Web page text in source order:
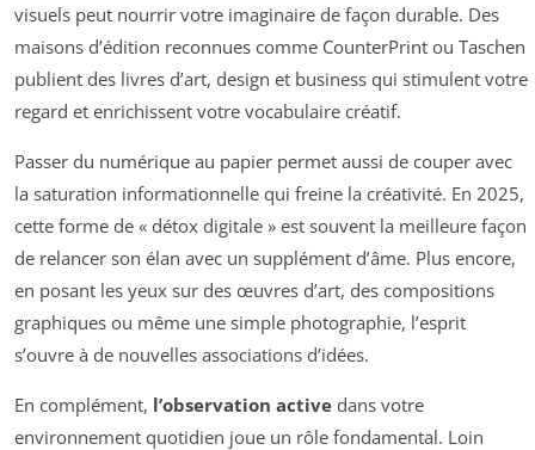
visuels peut nourrir votre imaginaire de façon durable. Des
maisons d’édition reconnues comme CounterPrint ou Taschen
publient des livres d’art, design et business qui stimulent votre
regard et enrichissent votre vocabulaire créatif.
Passer du numérique au papier permet aussi de couper avec
la saturation informationnelle qui freine la créativité. En 2025,
cette forme de « détox digitale » est souvent la meilleure façon
de relancer son élan avec un supplément d’âme. Plus encore,
en posant les yeux sur des œuvres d’art, des compositions
graphiques ou même une simple photographie, l’esprit
s’ouvre à de nouvelles associations d’idées.
En complément, l’observation active dans votre
environnement quotidien joue un rôle fondamental. Loin